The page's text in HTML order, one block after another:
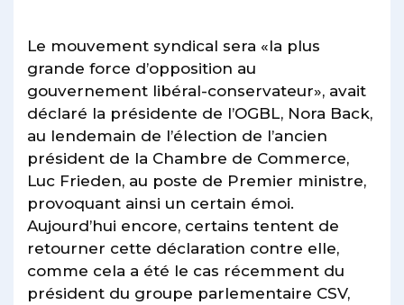
Le mouvement syndical sera «la plus
grande force d’opposition au
gouvernement libéral-conservateur», avait
déclaré la présidente de l’OGBL, Nora Back,
au lendemain de l’élection de l’ancien
président de la Chambre de Commerce,
Luc Frieden, au poste de Premier ministre,
provoquant ainsi un certain émoi.
Aujourd’hui encore, certains tentent de
retourner cette déclaration contre elle,
comme cela a été le cas récemment du
président du groupe parlementaire CSV,